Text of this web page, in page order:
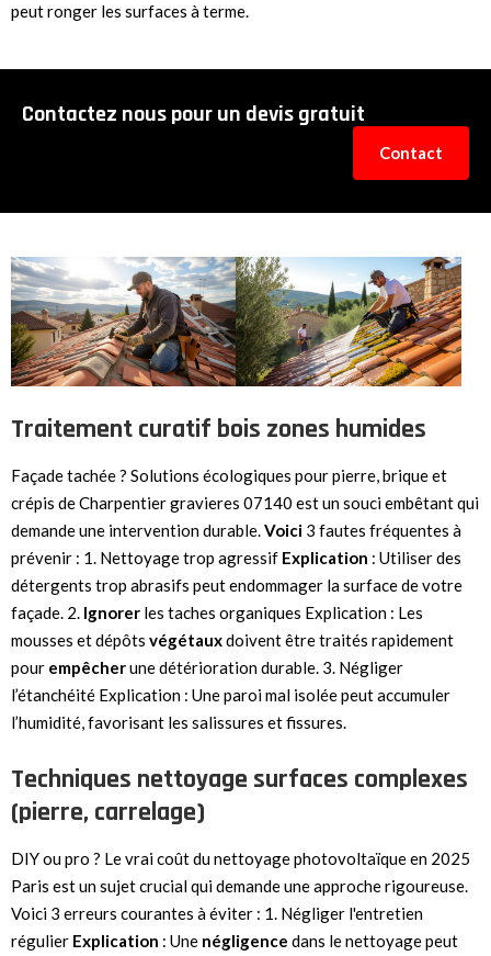
peut ronger les surfaces à terme.
Contactez nous pour un devis gratuit
Contact
Traitement curatif bois zones humides
Façade tachée ? Solutions écologiques pour pierre, brique et
crépis de Charpentier gravieres 07140 est un souci embêtant qui
demande une intervention durable.Voici 3 fautes fréquentes à
prévenir : 1. Nettoyage trop agressif Explication : Utiliser des
détergents trop abrasifs peut endommager la surface de votre
façade. 2. Ignorer les taches organiques Explication : Les
mousses et dépôts végétauxdoivent être traités rapidement
pour empêcherune détérioration durable. 3. Négliger
l’étanchéité Explication : Une paroi mal isolée peut accumuler
l’humidité, favorisant les salissures et fissures.
Techniques nettoyage surfaces complexes
(pierre, carrelage)
DIY ou pro ? Le vrai coût du nettoyage photovoltaïque en 2025
Paris est un sujet crucial qui demande une approche rigoureuse.
Voici 3 erreurs courantes à éviter : 1. Négliger l'entretien
régulier Explication : Une négligence dans le nettoyage peut